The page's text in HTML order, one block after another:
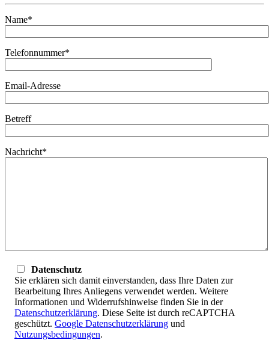
Name*
Telefonnummer*
Email-Adresse
Betreff
Nachricht*
Datenschutz
Sie erklären sich damit einverstanden, dass Ihre Daten zur
Bearbeitung Ihres Anliegens verwendet werden. Weitere
Informationen und Widerrufshinweise finden Sie in der
Datenschutzerklärung. Diese Seite ist durch reCAPTCHA
geschützt. Google Datenschutzerklärung und
Nutzungsbedingungen.